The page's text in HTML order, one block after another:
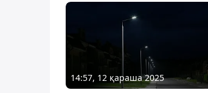
14:57, 12 қараша 2025